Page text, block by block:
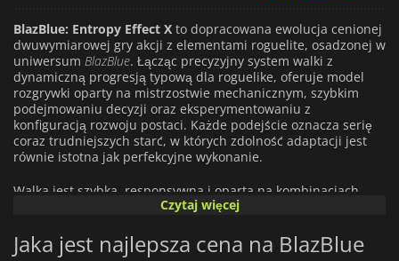
BlazBlue: Entropy Effect X to dopracowana ewolucja cenionej
dwuwymiarowej gry akcji z elementami roguelite, osadzonej w
uniwersum BlazBlue. Łącząc precyzyjny system walki z
dynamiczną progresją typową dla roguelike, oferuje model
rozgrywki oparty na mistrzostwie mechanicznym, szybkim
podejmowaniu decyzji oraz eksperymentowaniu z
konfiguracją rozwoju postaci. Każde podejście oznacza serię
coraz trudniejszych starć, w których zdolność adaptacji jest
równie istotna jak perfekcyjne wykonanie.
Walka jest szybka, responsywna i oparta na kombinacjach
ciosów, zachowując techniczne DNA serii BlazBlue, a
akcji. Zróżnicowana lista bohaterów, z których każdy
dysponuje unikalnym zestawem ruchów, właściwościami
Czytaj więcej
Jaka jest najlepsza cena na BlazBlue